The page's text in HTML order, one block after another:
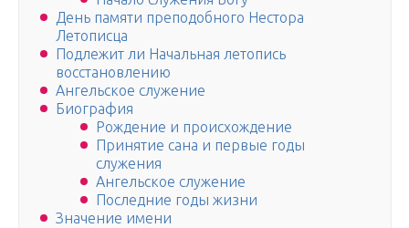
День памяти преподобного Нестора
Летописца
Подлежит ли Начальная летопись
восстановлению
Ангельское служение
Биография
Рождение и происхождение
Принятие сана и первые годы
служения
Ангельское служение
Последние годы жизни
Значение имени